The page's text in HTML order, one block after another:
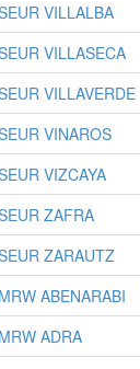
VILLALBA
VILLASECA
VILLAVERDE
VINAROS
VIZCAYA
ZAFRA
ZARAUTZ
ABENARABI
ADRA